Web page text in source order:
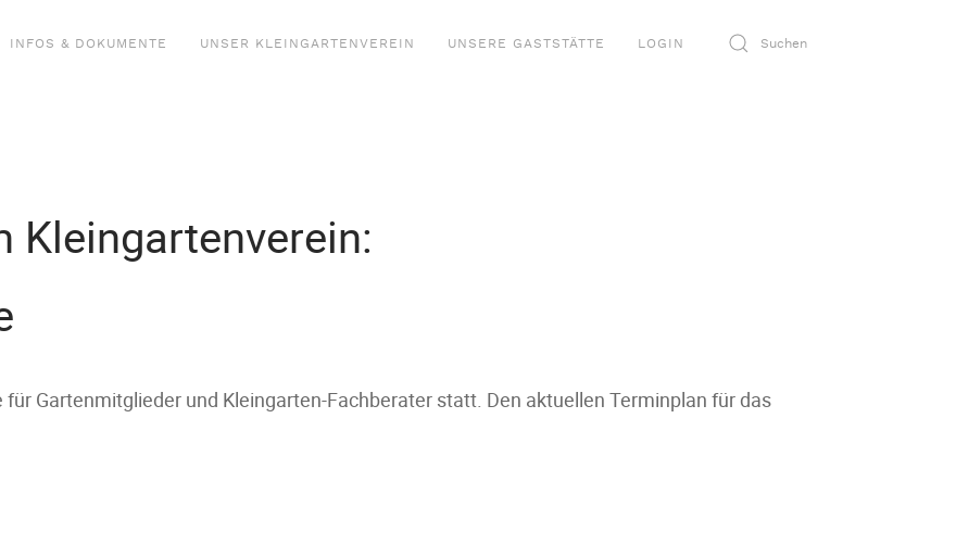
INFOS & DOKUMENTE UNSER KLEINGARTENVEREIN UNSERE GASTSTÄTTE LOGIN
Kleingartenverein:
Gartenmitglieder und Kleingarten-Fachberater statt. Den aktuellen Terminplan für das